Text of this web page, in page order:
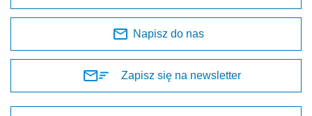
Napisz do nas
Zapisz się na newsletter